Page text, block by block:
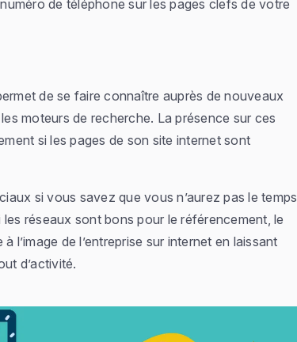
de téléphone sur les pages clefs de votre
de se faire connaître auprès de nouveaux
moteurs de recherche. La présence sur ces
si les pages de son site internet sont
si vous savez que vous n’aurez pas le temps
réseaux sont bons pour le référencement, le
l’image de l’entreprise sur internet en laissant
d’activité.